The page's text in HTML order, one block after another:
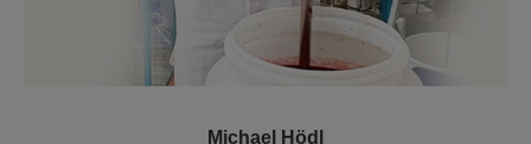
Michael Hödl